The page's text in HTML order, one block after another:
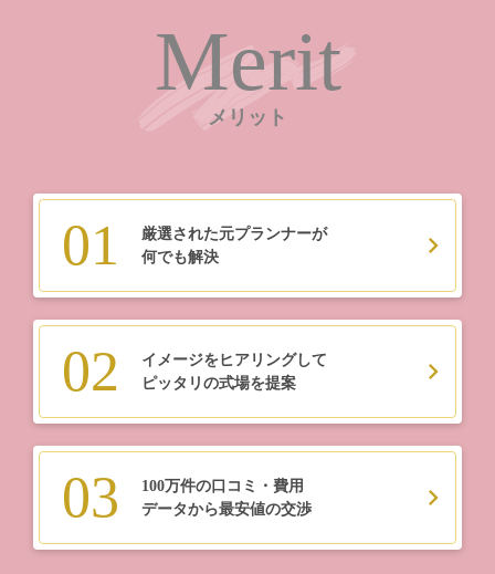
Merit
メリット
01
厳選された元プランナーが
何でも解決
02
イメージをヒアリングして
ピッタリの式場を提案
03
100万件の口コミ・費用
データから最安値の交渉